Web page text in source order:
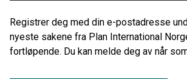
Registrer deg med din e-postadresse
nyeste sakene fra Plan International
fortløpende. Du kan melde deg av når